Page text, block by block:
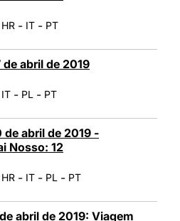
HR - IT - PT
de abril de 2019
IT - PL - PT
de abril de 2019 -
Nosso: 12
HR - IT - PL - PT
abril de 2019: Viagem